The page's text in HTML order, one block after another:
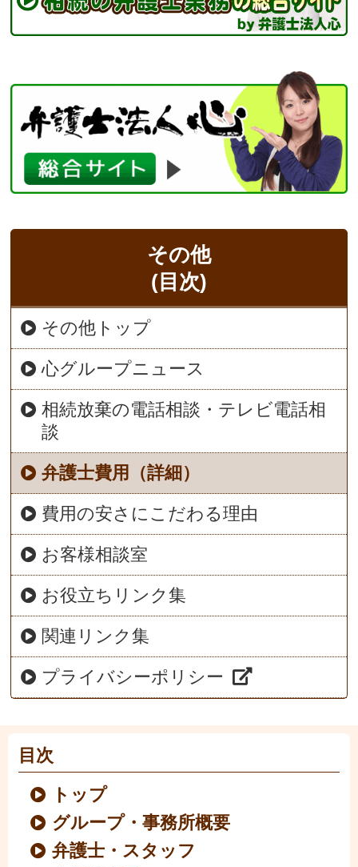
その他
(目次)
その他トップ
心グループニュース
相続放棄の電話相談・テレビ電話相
談
弁護士費用（詳細）
費用の安さにこだわる理由
お客様相談室
お役立ちリンク集
関連リンク集
プライバシーポリシー
目次
トップ
グループ・事務所概要
弁護士・スタッフ